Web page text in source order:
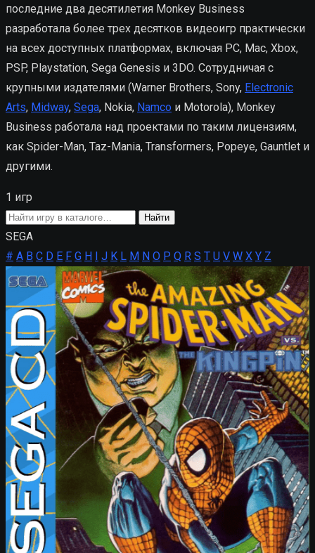
последние два десятилетия Monkey Business
разработала более трех десятков видеоигр практически
на всех доступных платформах, включая PC, Mac, Xbox,
PSP, Playstation, Sega Genesis и 3DO. Сотрудничая с
крупными издателями (Warner Brothers, Sony, Electronic
Arts, Midway, Sega, Nokia, Namco и Motorola), Monkey
Business работала над проектами по таким лицензиям,
как Spider-Man, Taz-Mania, Transformers, Popeye, Gauntlet и
другими.
1 игр
Поиск
игры
Найти
SEGA
# A B C D E F G H I J K L M N O P Q R S T U V W X Y Z